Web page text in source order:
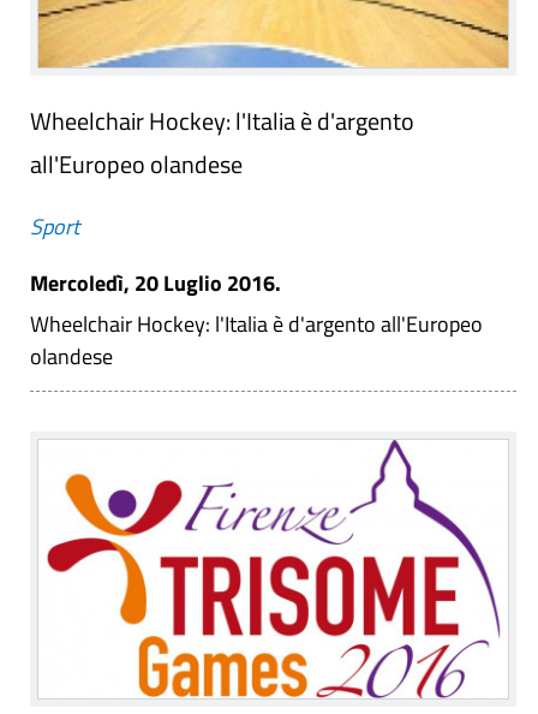
Wheelchair Hockey: l'Italia è d'argento
all'Europeo olandese
Sport
Mercoledì, 20 Luglio 2016.
Wheelchair Hockey: l'Italia è d'argento all'Europeo
olandese